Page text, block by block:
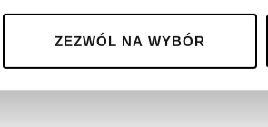
ZEZWÓL NA WYBÓR